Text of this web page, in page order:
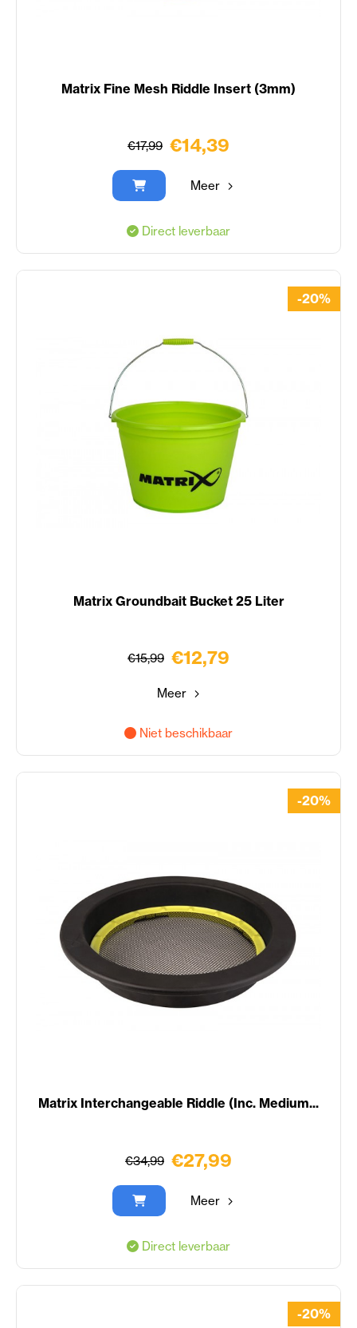
Matrix Fine Mesh Riddle Insert (3mm)
€17,99 €14,39
Meer
Direct leverbaar
Matrix Groundbait Bucket 25 Liter
€15,99
-20%
€12,79
Meer
Niet beschikbaar
Matrix Interchangeable Riddle (Inc. Medium...
€34,99
-20%
€27,99
Meer
Direct leverbaar
-20%